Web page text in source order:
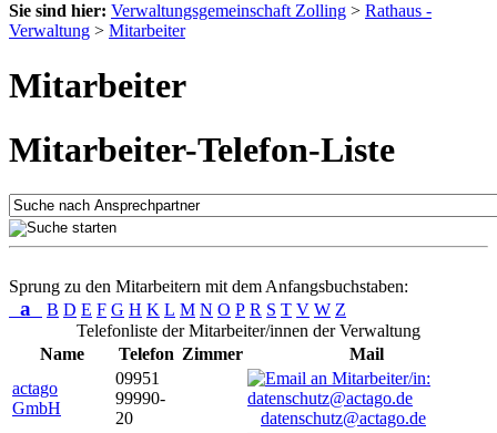
Sie sind hier: Verwaltungsgemeinschaft Zolling > Rathaus -
Verwaltung > Mitarbeiter
Mitarbeiter
Mitarbeiter-Telefon-Liste
Sprung zu den Mitarbeitern mit dem Anfangsbuchstaben:
a B D E F G H K L M N O P R S T V W Z
Telefonliste der Mitarbeiter/innen der Verwaltung
Name
Telefon Zimmer
Mail
actago
GmbH
09951
99990-
20
datenschutz@actago.de